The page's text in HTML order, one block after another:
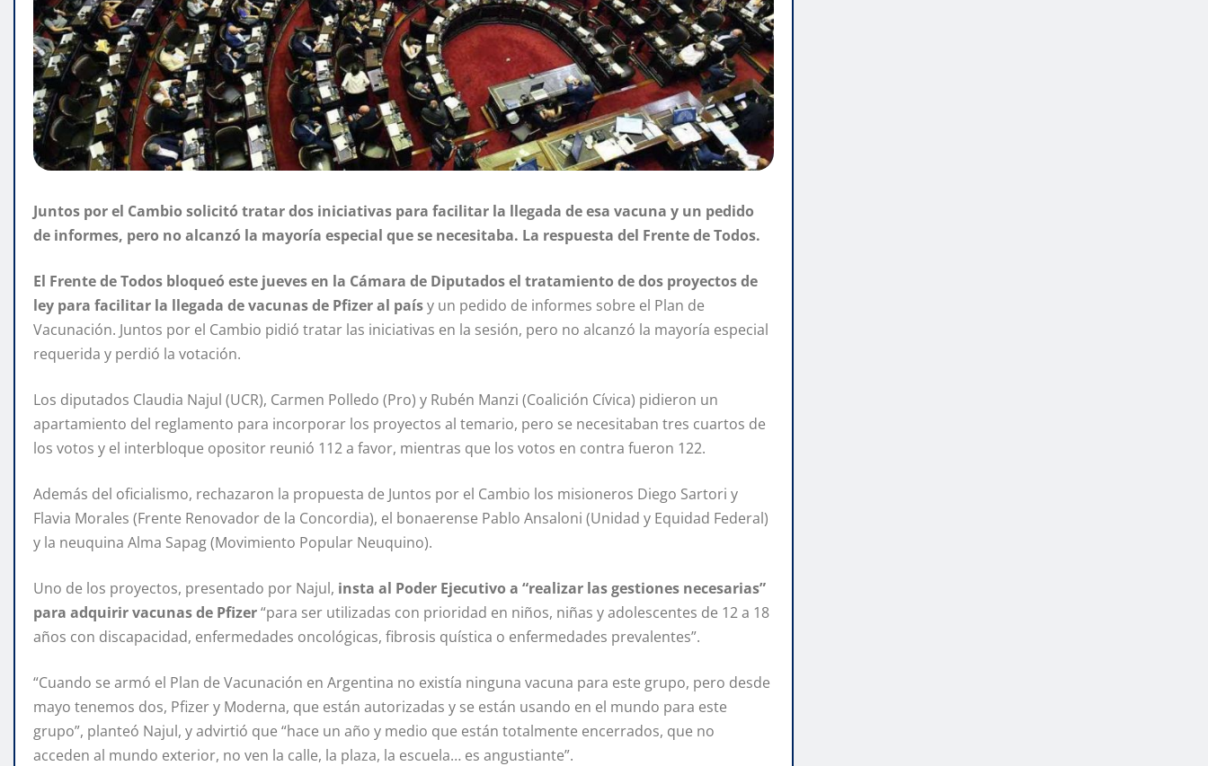
Juntos por el Cambio solicitó tratar dos iniciativas para facilitar la llegada de esa vacuna y un pedido
de informes, pero no alcanzó la mayoría especial que se necesitaba. La respuesta del Frente de Todos.
El Frente de Todos bloqueó este jueves en la Cámara de Diputados el tratamiento de dos proyectos de
ley para facilitar la llegada de vacunas de Pfizer al paísy un pedido de informes sobre el Plan de
Vacunación. Juntos por el Cambio pidió tratar las iniciativas en la sesión, pero no alcanzó la mayoría especial
requerida y perdió la votación.
Los diputados Claudia Najul (UCR), Carmen Polledo (Pro) y Rubén Manzi (Coalición Cívica) pidieron un
apartamiento del reglamento para incorporar los proyectos al temario, pero se necesitaban tres cuartos de
los votos y el interbloque opositor reunió 112 a favor, mientras que los votos en contra fueron 122.
Además del oficialismo, rechazaron la propuesta de Juntos por el Cambio los misioneros Diego Sartori y
Flavia Morales (Frente Renovador de la Concordia), el bonaerense Pablo Ansaloni (Unidad y Equidad Federal)
y la neuquina Alma Sapag (Movimiento Popular Neuquino).
Uno de los proyectos, presentado por Najul, insta al Poder Ejecutivo a “realizar las gestiones necesarias”
para adquirir vacunas de Pfizer“para ser utilizadas con prioridad en niños, niñas y adolescentes de 12 a 18
años con discapacidad, enfermedades oncológicas, fibrosis quística o enfermedades prevalentes”.
“Cuando se armó el Plan de Vacunación en Argentina no existía ninguna vacuna para este grupo, pero desde
mayo tenemos dos, Pfizer y Moderna, que están autorizadas y se están usando en el mundo para este
grupo”, planteó Najul, y advirtió que “hace un año y medio que están totalmente encerrados, que no
acceden al mundo exterior, no ven la calle, la plaza, la escuela… es angustiante”.